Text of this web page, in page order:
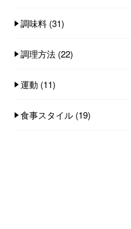
調味料 (31)
調理方法 (22)
運動 (11)
食事スタイル (19)